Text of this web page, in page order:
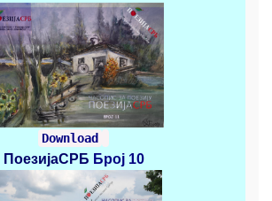
Download
ПоезијаСРБ Број 10